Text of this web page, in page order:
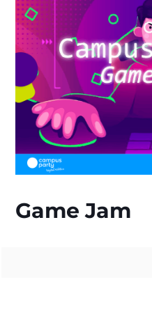
Game Jam